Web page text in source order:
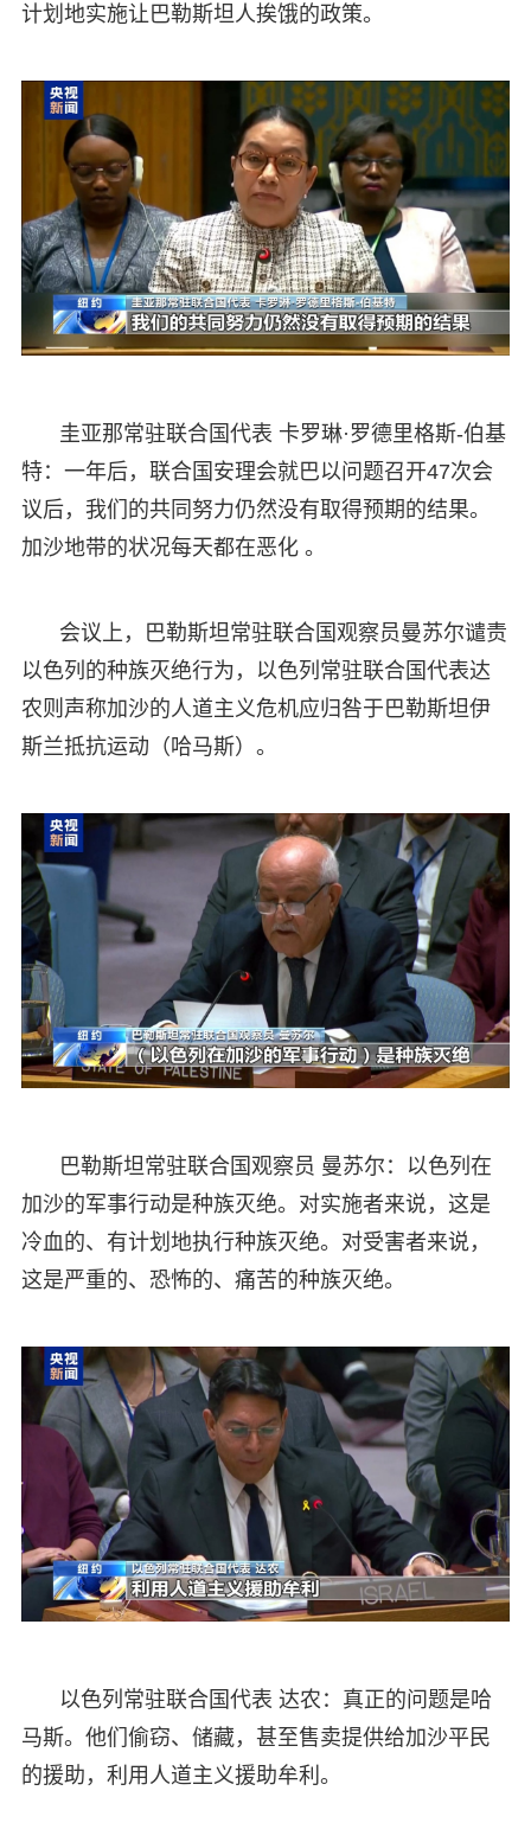
计划地实施让巴勒斯坦人挨饿的政策。
圭亚那常驻联合国代表 卡罗琳·罗德里格斯-伯基
特：一年后，联合国安理会就巴以问题召开47次会
议后，我们的共同努力仍然没有取得预期的结果。
加沙地带的状况每天都在恶化 。
会议上，巴勒斯坦常驻联合国观察员曼苏尔谴责
以色列的种族灭绝行为，以色列常驻联合国代表达
农则声称加沙的人道主义危机应归咎于巴勒斯坦伊
斯兰抵抗运动（哈马斯）。
巴勒斯坦常驻联合国观察员 曼苏尔：以色列在
加沙的军事行动是种族灭绝。对实施者来说，这是
冷血的、有计划地执行种族灭绝。对受害者来说，
这是严重的、恐怖的、痛苦的种族灭绝。
以色列常驻联合国代表 达农：真正的问题是哈
马斯。他们偷窃、储藏，甚至售卖提供给加沙平民
的援助，利用人道主义援助牟利。